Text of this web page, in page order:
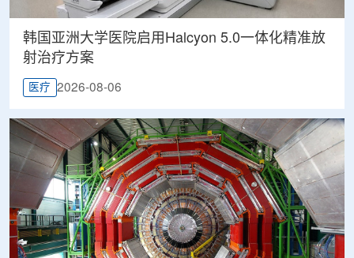
韩国亚洲大学医院启用Halcyon 5.0一体化精准放
射治疗方案
医疗 2026-08-06